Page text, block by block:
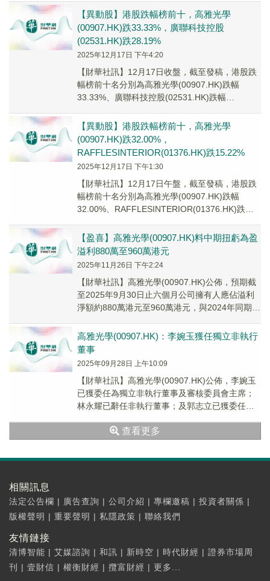
【異動股】港股跌幅榜前十，高雅光學
(00907.HK)跌33.33%，廣聯科技控股
(02531.HK)跌28.19%
2025年12月17日 下午4:20
【財華社訊】12月17日收盤，截至發稿，港股跌
幅榜前十名分別為高雅光學(00907.HK)跌幅
33.33%、廣聯科技控股(02531.HK)跌幅
【異動股】港股跌幅榜前十，高雅光學
(00907.HK)跌32.00%，
RAFFLESINTERIOR(01376.HK)跌15.22%
2025年12月17日 下午1:30
【財華社訊】12月17日午盤，截至發稿，港股跌
幅榜前十名分別為高雅光學(00907.HK)跌幅
32.00%、RAFFLESINTERIOR(01376.HK)跌幅
【盈喜】高雅光學(00907.HK)料中期扭虧為盈
溢利880萬至960萬港元
2025年11月26日 下午2:24
【財華社訊】高雅光學(00907.HK)公佈，預期截
至2025年9月30日止六個月公司擁有人應佔溢利
淨額約880萬港元至960萬港元，與2024年同期淨
高雅光學(00907.HK)：李婉玉獲任獨立非執行
董事
2025年09月28日 上午10:09
【財華社訊】高雅光學(00907.HK)公佈，李婉玉
已獲委任為獨立非執行董事及審核委員會主席；
林永耀已辭任非執行董事；及郭志立已獲委任為
查看更多
相關訊息
法定公告欄 | 廣告查詢 | 公司介紹 | 專欄邀稿 | 投資者關係 |
版權聲明 | 重要聲明 | 私隱政策 | 聯絡我們
友情鏈接
清博智能 | 艾媒諮詢 | 和訊 | 新時空 | 時代財經 | 證券市場周
刊
| 壹財信 | 權衡財經 | 攬富財經 | 更多...